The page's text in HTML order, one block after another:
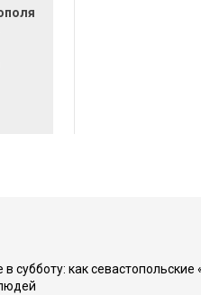
субботу: как севастопольские